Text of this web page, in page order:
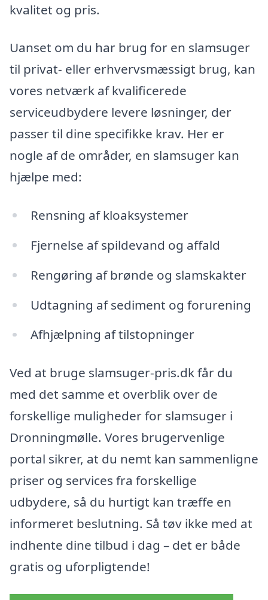
kvalitet og pris.
Uanset om du har brug for en slamsuger
til privat- eller erhvervsmæssigt brug, kan
vores netværk af kvalificerede
serviceudbydere levere løsninger, der
passer til dine specifikke krav. Her er
nogle af de områder, en slamsuger kan
hjælpe med:
Rensning af kloaksystemer
Fjernelse af spildevand og affald
Rengøring af brønde og slamskakter
Udtagning af sediment og forurening
Afhjælpning af tilstopninger
Ved at bruge slamsuger-pris.dk får du
med det samme et overblik over de
forskellige muligheder for slamsuger i
Dronningmølle. Vores brugervenlige
portal sikrer, at du nemt kan sammenligne
priser og services fra forskellige
udbydere, så du hurtigt kan træffe en
informeret beslutning. Så tøv ikke med at
indhente dine tilbud i dag – det er både
gratis og uforpligtende!